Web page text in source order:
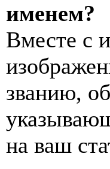
именем?
Вместе с
званию,
на ваш